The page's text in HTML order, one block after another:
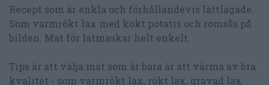
Recept som är enkla och förhållandevis lättlagade.
Som varmrökt lax med kokt potatis och romsås på
bilden. Mat för latmaskar helt enkelt.
Tips är att välja mat som är bara är att värma av bra
kvalitét - som varmrökt lax, rökt lax, gravad lax